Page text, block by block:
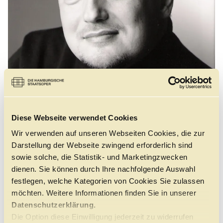
Diese Webseite verwendet Cookies
Wir verwenden auf unseren Webseiten Cookies, die zur
Darstellung der Webseite zwingend erforderlich sind
sowie solche, die Statistik- und Marketingzwecken
dienen. Sie können durch Ihre nachfolgende Auswahl
festlegen, welche Kategorien von Cookies Sie zulassen
möchten. Weitere Informationen finden Sie in unserer
Datenschutzerklärung.
Die Option diese Einwilligung jederzeit zu widerrufen
Führungen Jobs Kontakt
©
geboren.
Er studierte Gesang an der Hochschule für Musik und
darstellende Kunst Mannheim bis zu seinem Abschluss
und dann weiter bei Tom Krause in Hamburg.
Er war Gast an verschiedenen Theatern Deutschlands
und der Schweiz, wie dem Staatstheater Stuttgart,
Theater Halle, dem Stadttheater Chur (CH) u.a.
Sein Opernrepertoire erstreckt sich von Papageno